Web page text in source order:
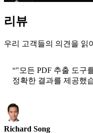
리뷰
우리 고객들의 의견을 읽
“"모든 PDF 추출 도구
정확한 결과를 제공했
Richard Song